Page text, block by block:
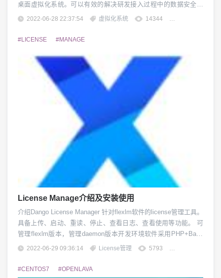
桌面虚拟化系统。可以有效的解决研发接入过程中的数据安全管
控及统一认证管理。二、Xlinkvnc有哪些功能1、统一认证，支持
功能3、可针对企业研发实现接入管控及远...
2022-06-28 22:37:54 虚拟化系统 14344
#LICENSE #MANAGE
License Manage介绍及安装使用
介绍Dango License Manager 针对flexlm软件的license管理工具。
具备上传、启动、重读、停止、查看日志、查看使用等功能。 可
管理flexlm版本，管理daemon版本开发环境软件采用PHP+Bash
开发，无数据库使用Apache作为Web服务。apache版本：httpd -
2022-06-29 09:36:14 License管理 5793
#CENTOS7 #OPENLAVA